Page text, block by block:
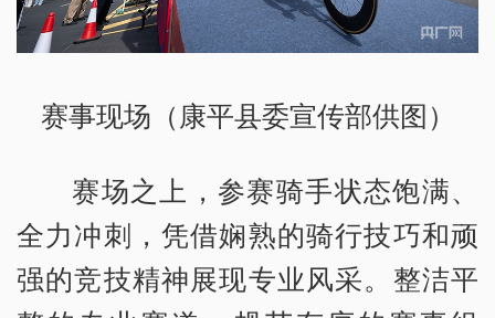
赛事现场（康平县委宣传部供图）
赛场之上，参赛骑手状态饱满、
全力冲刺，凭借娴熟的骑行技巧和顽
强的竞技精神展现专业风采。整洁平